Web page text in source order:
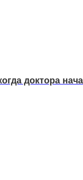
доктора